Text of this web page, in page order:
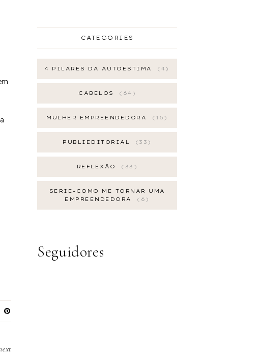
CATEGORIES
4 PILARES DA AUTOESTIMA 4
CABELOS 64
MULHER EMPREENDEDORA 15
PUBLIEDITORIAL 33
REFLEXÃO 33
SERIE-COMO ME TORNAR UMA
EMPREENDEDORA
6
Seguidores